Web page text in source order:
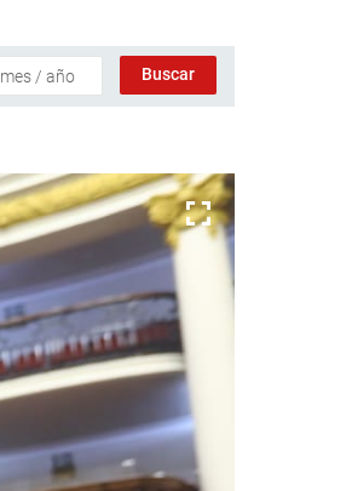
/ año